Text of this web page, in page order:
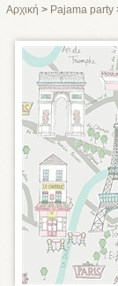
Αρχική > Pajama party